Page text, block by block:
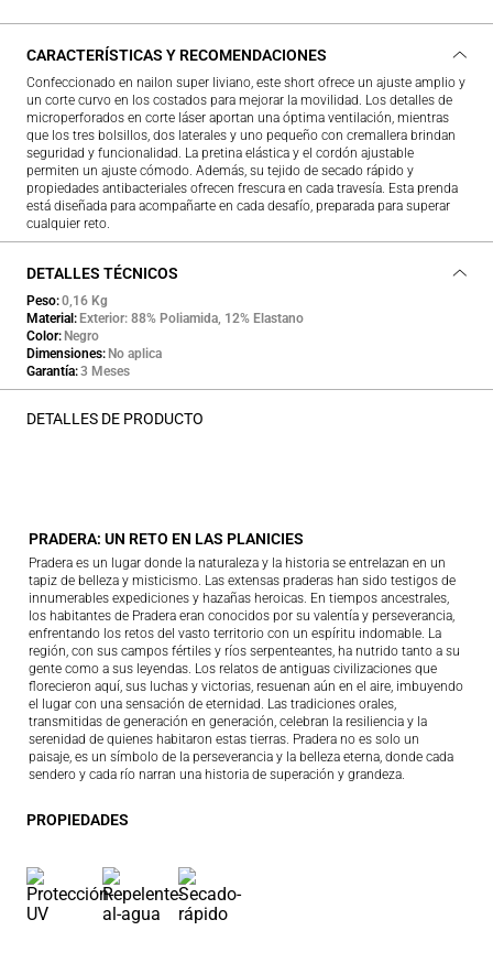
CARACTERÍSTICAS Y RECOMENDACIONES
Confeccionado en nailon super liviano, este short ofrece un ajuste amplio y
un corte curvo en los costados para mejorar la movilidad. Los detalles de
microperforados en corte láser aportan una óptima ventilación, mientras
que los tres bolsillos, dos laterales y uno pequeño con cremallera brindan
seguridad y funcionalidad. La pretina elástica y el cordón ajustable
permiten un ajuste cómodo. Además, su tejido de secado rápido y
propiedades antibacteriales ofrecen frescura en cada travesía. Esta prenda
está diseñada para acompañarte en cada desafío, preparada para superar
cualquier reto.
DETALLES TÉCNICOS
Peso 0,16 Kg
Material
Exterior: 88% Poliamida, 12% Elastano
Color Negro
Dimensiones No aplica
Garantía 3 Meses
DETALLES DE PRODUCTO
PRADERA: UN RETO EN LAS PLANICIES
Pradera es un lugar donde la naturaleza y la historia se entrelazan en un
tapiz de belleza y misticismo. Las extensas praderas han sido testigos de
innumerables expediciones y hazañas heroicas. En tiempos ancestrales,
los habitantes de Pradera eran conocidos por su valentía y perseverancia,
enfrentando los retos del vasto territorio con un espíritu indomable. La
región, con sus campos fértiles y ríos serpenteantes, ha nutrido tanto a su
gente como a sus leyendas. Los relatos de antiguas civilizaciones que
florecieron aquí, sus luchas y victorias, resuenan aún en el aire, imbuyendo
el lugar con una sensación de eternidad. Las tradiciones orales,
transmitidas de generación en generación, celebran la resiliencia y la
serenidad de quienes habitaron estas tierras. Pradera no es solo un
paisaje, es un símbolo de la perseverancia y la belleza eterna, donde cada
sendero y cada río narran una historia de superación y grandeza.
PROPIEDADES